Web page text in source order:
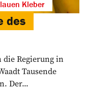
Kleber
des
die Regierung in
Tausende
Der...